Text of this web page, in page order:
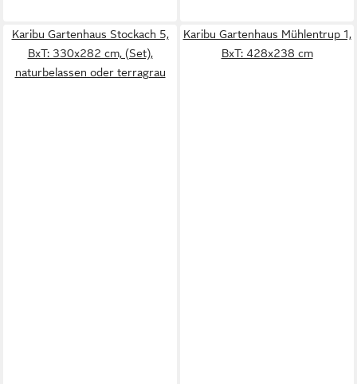
Karibu Gartenhaus Stockach 5,
BxT: 330x282 cm, (Set),
naturbelassen oder terragrau
Karibu Gartenhaus Mühlentrup 1,
BxT: 428x238 cm